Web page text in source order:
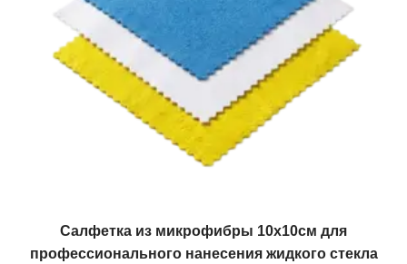
Салфетка из микрофибры 10х10см для
профессионального нанесения жидкого стекла